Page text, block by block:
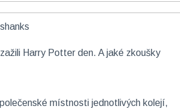
Harry Potter den. A jaké zkoušky
místnosti jednotlivých kolejí,